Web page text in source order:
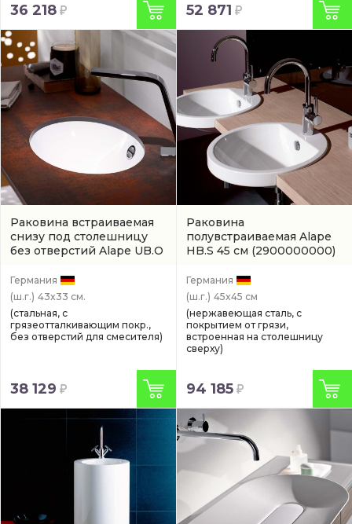
36 218 52 871
Раковина встраиваемая
снизу под столешницу
без отверстий Alape UB.O
Германия
(ш.г.) 43x33 см.
(стальная, с
грязеотталкивающим покр.,
без отверстий для смесителя)
38 129
Раковина
полувстраиваемая Alape
HB.S 45 см (2900000000)
Германия
(ш.г.) 45x45 см
(нержавеющая сталь, с
покрытием от грязи,
встроенная на столешницу
сверху)
94 185